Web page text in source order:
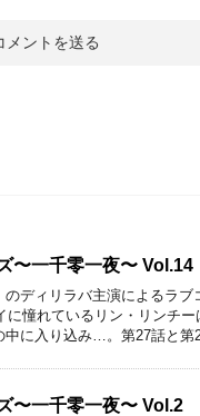
〜一千零一夜〜 Vol.14
のディリラバ主演によるラ
に憧れているリン・リンチ
に入り込み…。第27話と第
〜一千零一夜〜 Vol.2